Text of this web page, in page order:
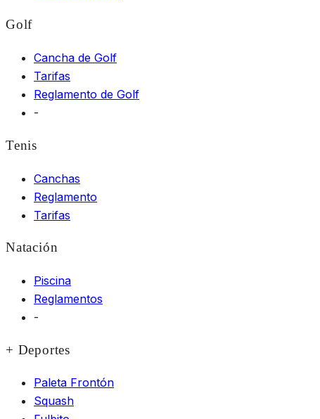
Golf
Cancha de Golf
Tarifas
Reglamento de Golf
-
Tenis
Canchas
Reglamento
Tarifas
Natación
Piscina
Reglamentos
-
+ Deportes
Paleta Frontón
Squash